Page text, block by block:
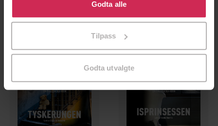
bruke cookies for alle disse formålene. Du kan også
tilpasse ditt samtykke til spesifikke formål ved å klikke
Godta alle
Tilpass
Godta utvalgte